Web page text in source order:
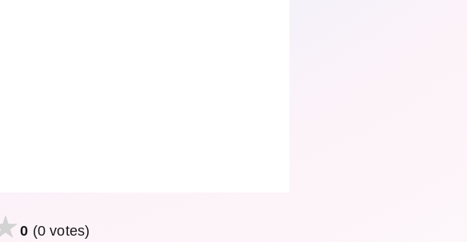
0 (0 votes)